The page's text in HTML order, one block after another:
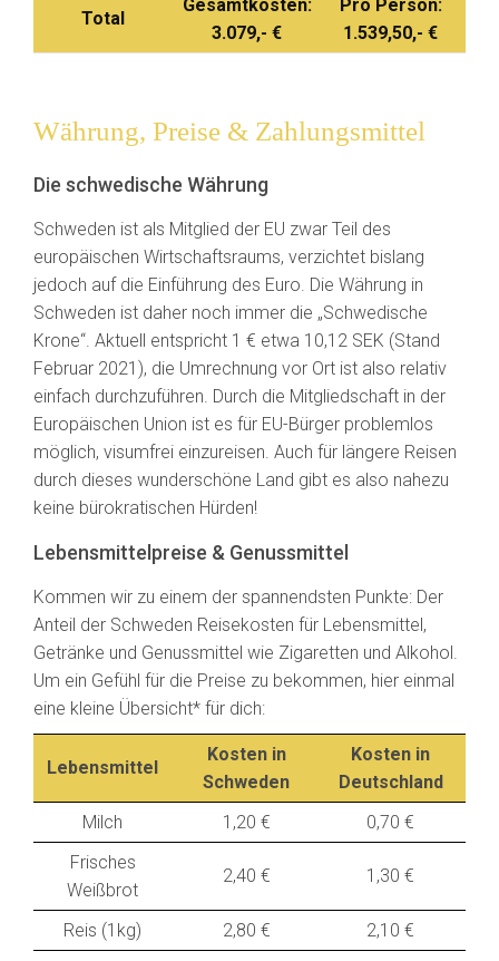
Total
Gesamtkosten:
3.079,- €
Pro Person:
1.539,50,- €
Währung, Preise & Zahlungsmittel
Die schwedische Währung
Schweden ist als Mitglied der EU zwar Teil des
europäischen Wirtschaftsraums, verzichtet bislang
jedoch auf die Einführung des Euro. Die Währung in
Schweden ist daher noch immer die „Schwedische
Krone“. Aktuell entspricht 1 € etwa 10,12 SEK (Stand
Februar 2021), die Umrechnung vor Ort ist also relativ
einfach durchzuführen. Durch die Mitgliedschaft in der
Europäischen Union ist es für EU-Bürger problemlos
möglich, visumfrei einzureisen. Auch für längere Reisen
durch dieses wunderschöne Land gibt es also nahezu
keine bürokratischen Hürden!
Lebensmittelpreise & Genussmittel
Kommen wir zu einem der spannendsten Punkte: Der
Anteil der Schweden Reisekosten für Lebensmittel,
Getränke und Genussmittel wie Zigaretten und Alkohol.
Um ein Gefühl für die Preise zu bekommen, hier einmal
eine kleine Übersicht* für dich:
Lebensmittel
Kosten in
Schweden
Kosten in
Deutschland
Milch
1,20 €
0,70 €
Frisches
Weißbrot
2,40 € 1,30 €
Reis (1kg) 2,80 €
2,10 €